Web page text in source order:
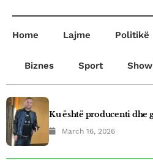
Home Lajme Politikë
Biznes Sport
Ku është producenti dhe
March 16, 2026
Plagosje në Prishtinë! B.B